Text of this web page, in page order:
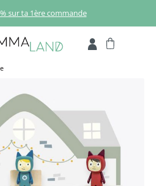
sur ta 1ère commande